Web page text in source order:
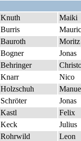
Knuth
Maiki
Burris
Bauroth
Moritz
Bogner
Jonas
Behringer
Knarr
Nico
Holzschuh
Schröter
Jonas
Kastl
Felix
Keck
Julius
Rohrwild
Leon